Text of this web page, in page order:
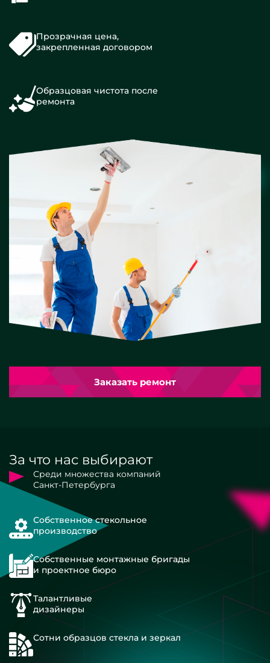
Прозрачная цена,
закрепленная договором
Образцовая чистота после
ремонта
Заказать ремонт
За что нас выбирают
Среди множества компаний
Санкт-Петербурга
Собственное стекольное
производство
Собственные монтажные бригады
и проектное бюро
Талантливые
дизайнеры
Сотни образцов стекла и зеркал